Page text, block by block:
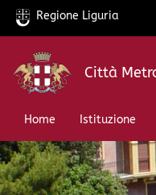
Salta
contenuto
Regione Liguria
Città
Home
Istituzione